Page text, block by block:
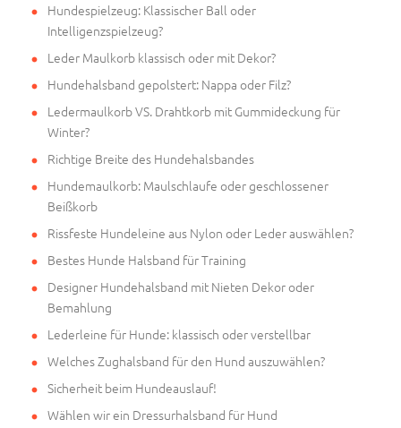
Hundespielzeug: Klassischer Ball oder
Intelligenzspielzeug?
Leder Maulkorb klassisch oder mit Dekor?
Hundehalsband gepolstert: Nappa oder Filz?
Ledermaulkorb VS. Drahtkorb mit Gummideckung für
Winter?
Richtige Breite des Hundehalsbandes
Hundemaulkorb: Maulschlaufe oder geschlossener
Beißkorb
Rissfeste Hundeleine aus Nylon oder Leder auswählen?
Bestes Hunde Halsband für Training
Designer Hundehalsband mit Nieten Dekor oder
Bemahlung
Lederleine für Hunde: klassisch oder verstellbar
Welches Zughalsband für den Hund auszuwählen?
Sicherheit beim Hundeauslauf!
Wählen wir ein Dressurhalsband für Hund